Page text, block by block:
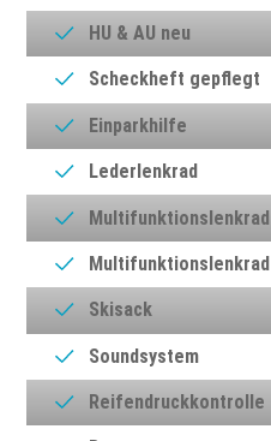
HU & AU neu
Scheckheft gepflegt
Einparkhilfe
Lederlenkrad
Multifunktionslenkrad
Multifunktionslenkrad
Skisack
Soundsystem
Reifendruckkontrolle